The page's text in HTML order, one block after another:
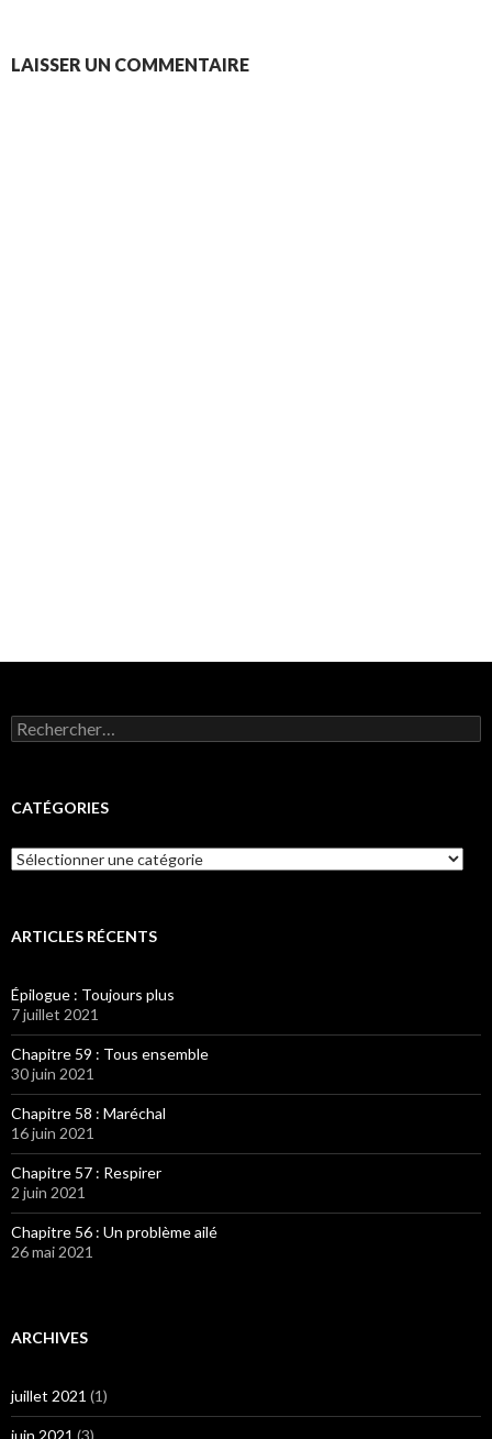
LAISSER UN COMMENTAIRE
Rechercher :
CATÉGORIES
Catégories
ARTICLES RÉCENTS
Épilogue : Toujours plus
7 juillet 2021
Chapitre 59 : Tous ensemble
30 juin 2021
Chapitre 58 : Maréchal
16 juin 2021
Chapitre 57 : Respirer
2 juin 2021
Chapitre 56 : Un problème ailé
26 mai 2021
ARCHIVES
juillet 2021 (1)
juin 2021 (3)